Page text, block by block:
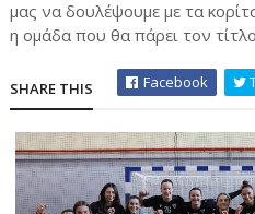
μας να δουλέψουμε με τα
η ομάδα που θα πάρει τον
SHARE THIS Facebook